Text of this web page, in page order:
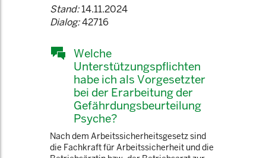
Stand:14.11.2024
Dialog:42716
Welche
Unterstützungspflichten
habe ich als Vorgesetzter
bei der Erarbeitung der
Gefährdungsbeurteilung
Psyche?
Nach dem Arbeitssicherheitsgesetz sind
die Fachkraft für Arbeitssicherheit und die